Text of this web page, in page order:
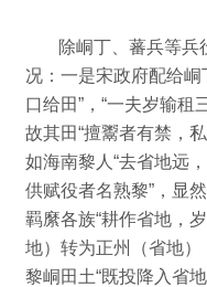
除峒丁、蕃兵等兵
况： 一是宋政府配给峒
口给田”，“一夫岁输租
故其田“擅鬻者有禁，私
如海南黎人“去省地远
供赋役者名熟黎”，显
羁縻各族“耕作省地，岁
地）转为正州（省地）
黎峒田土“既投降入省